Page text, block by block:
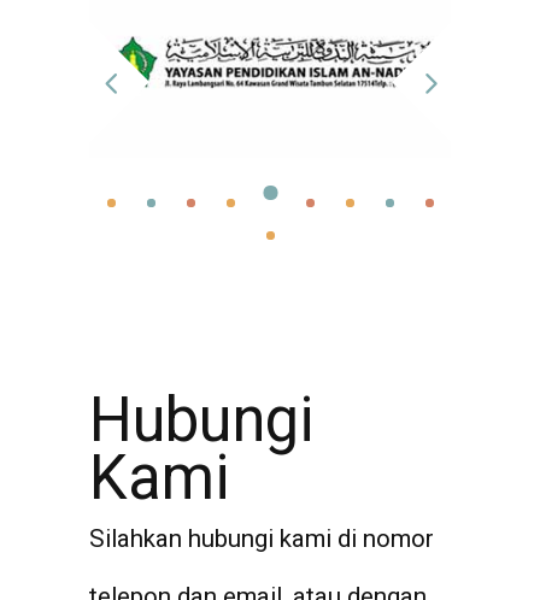
Hubungi
Kami
Silahkan hubungi kami di nomor